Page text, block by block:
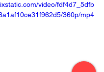
video/fdf4d7_5dfb
360p/mp4